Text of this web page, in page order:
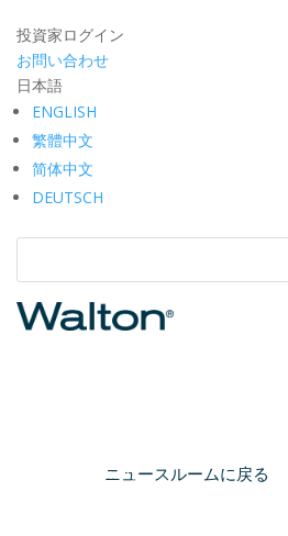
投資家ログイン
お問い合わせ
日本語
ENGLISH
繁體中文
简体中文
DEUTSCH
ニュースルームに戻る